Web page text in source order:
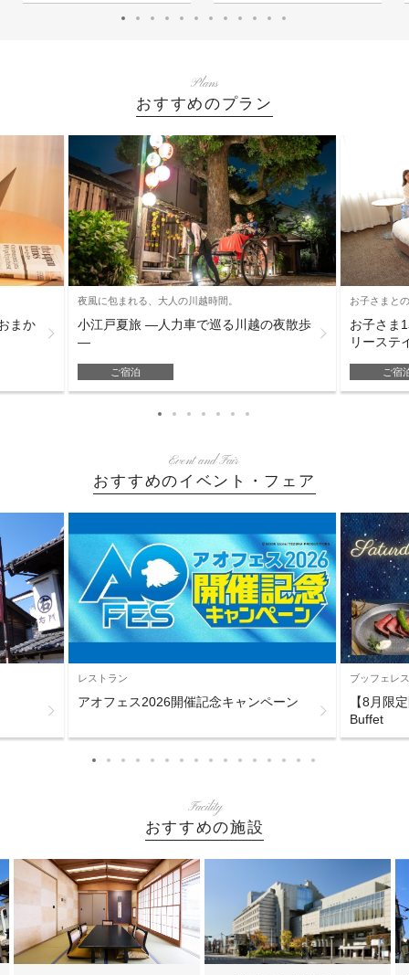
Plans
おすすめのプラン
まか
夜風に包まれる、大人の川越時間。
小江戸夏旅 ―人力車で巡る川越の夜散歩
―
ご宿泊
お子さまと
お子さま
リーステ
ご宿
Event and Fair
おすすめのイベント・フェア
レストラン
アオフェス2026開催記念キャンペーン
ブッフェレ
【8月限
Buffet
Facility
おすすめの施設